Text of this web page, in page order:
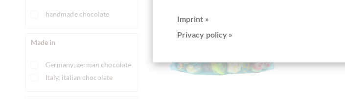
handmade chocolate
Made in
Germany, german chocolate
Italy, italian chocolate
Imprint »
Privacy policy »